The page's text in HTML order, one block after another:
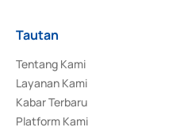
Tautan
Tentang Kami
Layanan Kami
Kabar Terbaru
Platform Kami